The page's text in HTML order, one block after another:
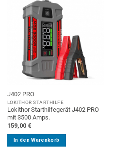
J402 PRO
LOKITHOR STARTHILFE
Lokithor Starthilfegerät J402 PRO
mit 3500 Amps.
159,00 €
In den Warenkorb